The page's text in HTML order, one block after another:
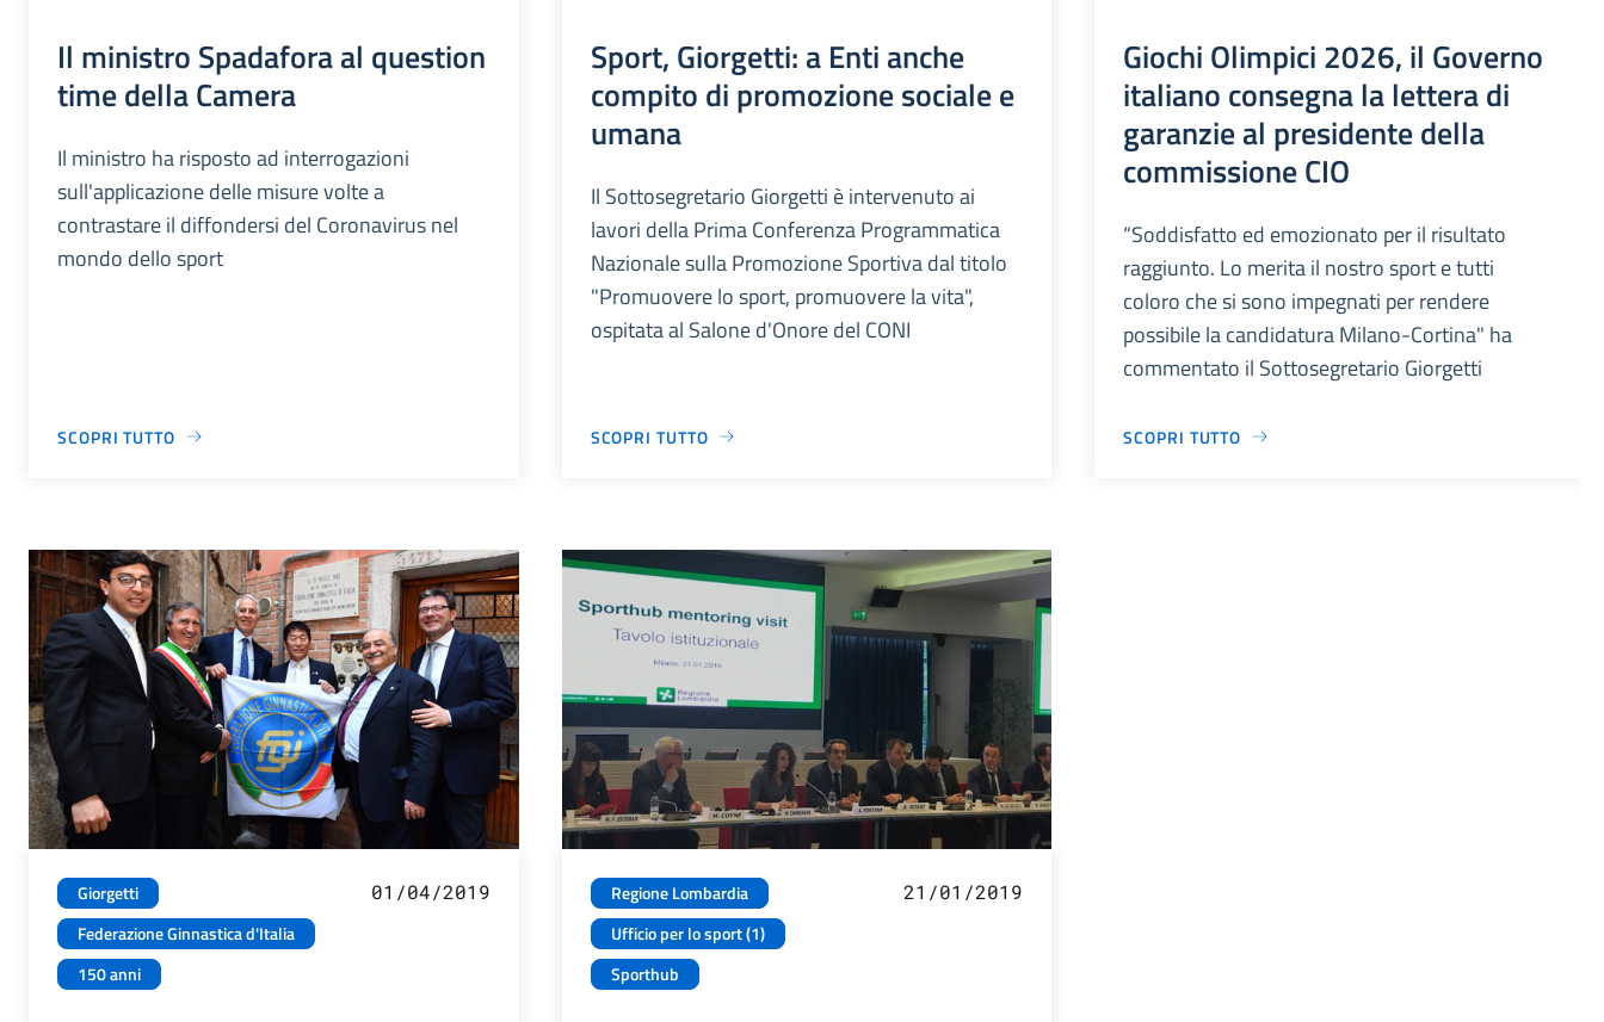
Il ministro Spadafora al question
time della Camera
Il ministro ha risposto ad interrogazioni
sull'applicazione delle misure volte a
contrastare il diffondersi del Coronavirus nel
mondo dello sport
SCOPRI TUTTO
Sport, Giorgetti: a Enti anche
compito di promozione sociale e
umana
Il Sottosegretario Giorgetti è intervenuto ai
lavori della Prima Conferenza Programmatica
Nazionale sulla Promozione Sportiva dal titolo
"Promuovere lo sport, promuovere la vita",
ospitata al Salone d'Onore del CONI
SCOPRI TUTTO
Giochi Olimpici 2026, il Governo
italiano consegna la lettera di
garanzie al presidente della
commissione CIO
“Soddisfatto ed emozionato per il risultato
raggiunto. Lo merita il nostro sport e tutti
coloro che si sono impegnati per rendere
possibile la candidatura Milano-Cortina" ha
commentato il Sottosegretario Giorgetti
SCOPRI TUTTO
Giorgetti
Federazione Ginnastica d'Italia
150 anni
01/04/2019
Regione Lombardia
Ufficio per lo sport (1)
Sporthub
21/01/2019